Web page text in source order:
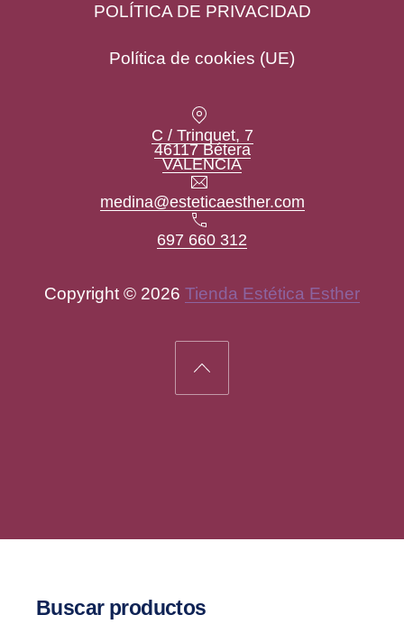
POLÍTICA DE PRIVACIDAD
Política de cookies (UE)
C / Trinquet, 7
46117 Bétera
VALENCIANew Window
Email
medina@esteticaesther.com
Teléfono
697 660 312
Copyright © 2026 Tienda Estética Esther
Back to Top
Buscar productos